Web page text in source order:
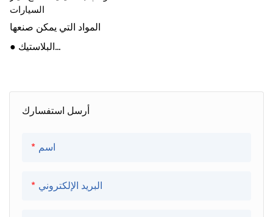
أرسل استفسارك
اسم
البريد الإلكتروني
السيارات
المواد التي يمكن صنعها
● البلاستيك
● المطاط
● ألياف الكربون